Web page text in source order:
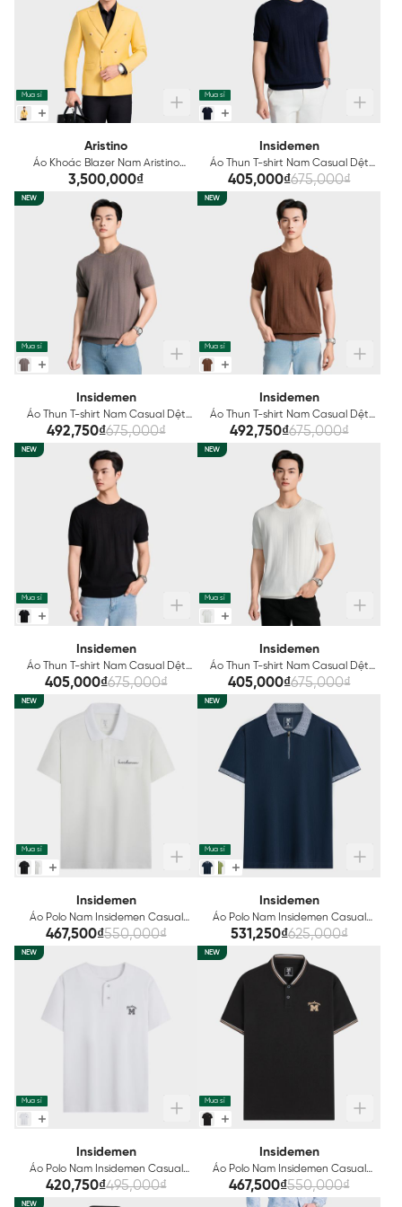
Mua sỉ
Aristino
Áo Khoác Blazer Nam Aristino
Premio ABZ0080Z4
3,500,000₫
Mua sỉ
Insidemen
Áo Thun T-shirt Nam Casual Dệt
Kiểu Len Insidemen ITSU06AS3
405,000₫675,000₫
NEW
Mua sỉ
Insidemen
Áo Thun T-shirt Nam Casual Dệt
Kiểu Len Insidemen ITSU05AS3
492,750₫675,000₫
NEW
Mua sỉ
Insidemen
Áo Thun T-shirt Nam Casual Dệt
Kiểu Len Insidemen ITSU03AS3
492,750₫675,000₫
NEW
Mua sỉ
Insidemen
Áo Thun T-shirt Nam Casual Dệt
Kiểu Len Insidemen Slim Fit
ITSU02AS3
405,000₫675,000₫
NEW
Mua sỉ
Insidemen
Áo Thun T-shirt Nam Casual Dệt
Kiểu Len Insidemen ITSU01AS3
405,000₫675,000₫
NEW
Mua sỉ
Insidemen
Áo Polo Nam Insidemen Casual
IPS198AS0
467,500₫550,000₫
NEW
Mua sỉ
Insidemen
Áo Polo Nam Insidemen Casual
IPS195AS0
531,250₫625,000₫
NEW
Mua sỉ
Insidemen
Áo Polo Nam Insidemen Casual
IPS161AS4
420,750₫495,000₫
NEW
Mua sỉ
Insidemen
Áo Polo Nam Insidemen Casual
IPS160AS4
467,500₫550,000₫
NEW